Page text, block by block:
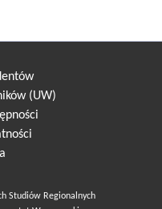
(UW)
Studiów Regionalnych